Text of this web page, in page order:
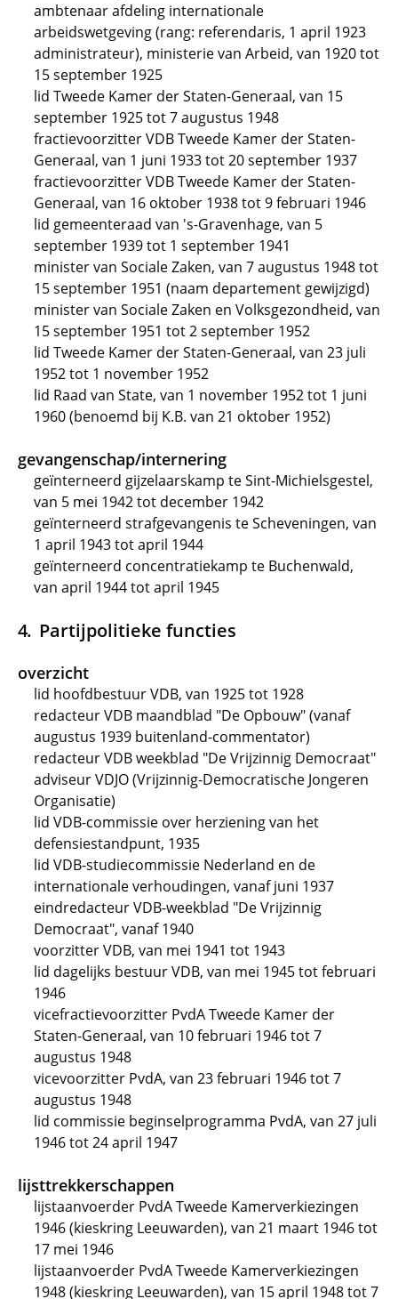
ambtenaar afdeling internationale
arbeidswetgeving (rang: referendaris, 1 april 1923
administrateur), ministerie van Arbeid, van 1920 tot
15 september 1925
lid Tweede Kamer der Staten-Generaal, van 15
september 1925 tot 7 augustus 1948
fractievoorzitter VDB Tweede Kamer der Staten-
Generaal, van 1 juni 1933 tot 20 september 1937
fractievoorzitter VDB Tweede Kamer der Staten-
Generaal, van 16 oktober 1938 tot 9 februari 1946
lid gemeenteraad van 's-Gravenhage, van 5
september 1939 tot 1 september 1941
minister van Sociale Zaken, van 7 augustus 1948 tot
15 september 1951 (naam departement gewijzigd)
minister van Sociale Zaken en Volksgezondheid, van
15 september 1951 tot 2 september 1952
lid Tweede Kamer der Staten-Generaal, van 23 juli
1952 tot 1 november 1952
lid Raad van State, van 1 november 1952 tot 1 juni
1960 (benoemd bij K.B. van 21 oktober 1952)
gevangenschap/internering
geïnterneerd gijzelaarskamp te Sint-Michielsgestel,
van 5 mei 1942 tot december 1942
geïnterneerd strafgevangenis te Scheveningen, van
1 april 1943 tot april 1944
geïnterneerd concentratiekamp te Buchenwald,
van april 1944 tot april 1945
Partijpolitieke functies
overzicht
lid hoofdbestuur VDB, van 1925 tot 1928
redacteur VDB maandblad "De Opbouw" (vanaf
augustus 1939 buitenland-commentator)
redacteur VDB weekblad "De Vrijzinnig Democraat"
adviseur VDJO (Vrijzinnig-Democratische Jongeren
Organisatie)
lid VDB-commissie over herziening van het
defensiestandpunt, 1935
lid VDB-studiecommissie Nederland en de
internationale verhoudingen, vanaf juni 1937
eindredacteur VDB-weekblad "De Vrijzinnig
Democraat", vanaf 1940
voorzitter VDB, van mei 1941 tot 1943
lid dagelijks bestuur VDB, van mei 1945 tot februari
1946
vicefractievoorzitter PvdA Tweede Kamer der
Staten-Generaal, van 10 februari 1946 tot 7
augustus 1948
vicevoorzitter PvdA, van 23 februari 1946 tot 7
augustus 1948
lid commissie beginselprogramma PvdA, van 27 juli
1946 tot 24 april 1947
lijsttrekkerschappen
lijstaanvoerder PvdA Tweede Kamerverkiezingen
1946 (kieskring Leeuwarden), van 21 maart 1946 tot
17 mei 1946
lijstaanvoerder PvdA Tweede Kamerverkiezingen
1948 (kieskring Leeuwarden), van 15 april 1948 tot 7